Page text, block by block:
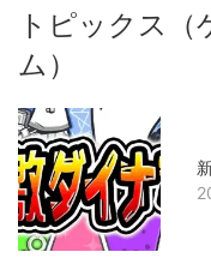
トピックス（
ム）